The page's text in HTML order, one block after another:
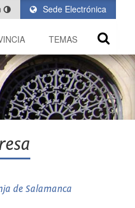
Sede Electrónica
TEMAS
de Salamanca